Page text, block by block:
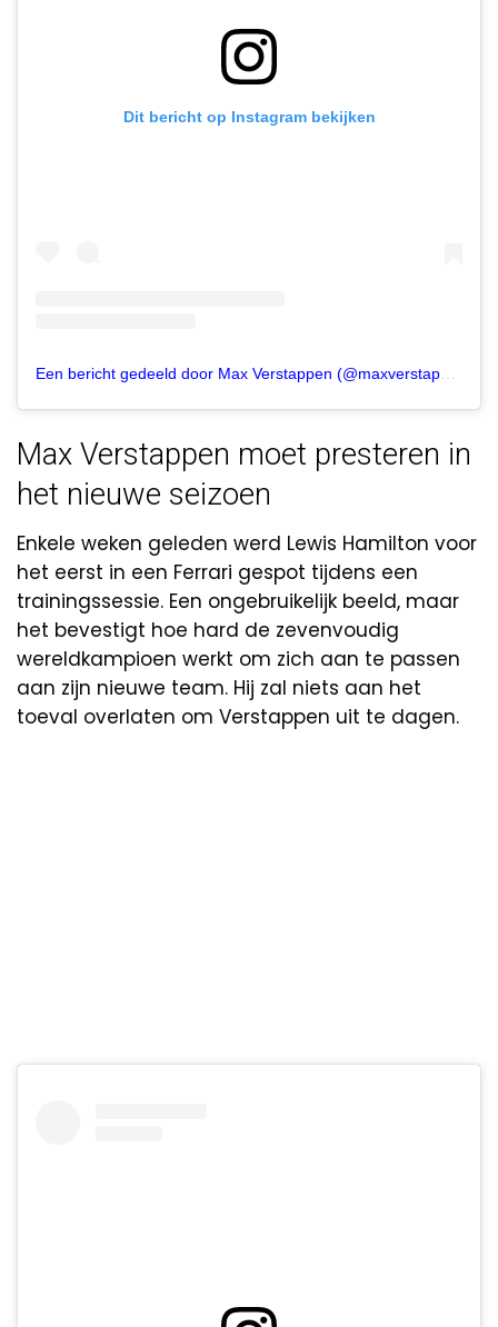
Dit bericht op Instagram bekijken
Max Verstappen moet presteren in
het nieuwe seizoen
Enkele weken geleden werd Lewis Hamilton voor
het eerst in een Ferrari gespot tijdens een
trainingssessie. Een ongebruikelijk beeld, maar
het bevestigt hoe hard de zevenvoudig
wereldkampioen werkt om zich aan te passen
aan zijn nieuwe team. Hij zal niets aan het
toeval overlaten om Verstappen uit te dagen.